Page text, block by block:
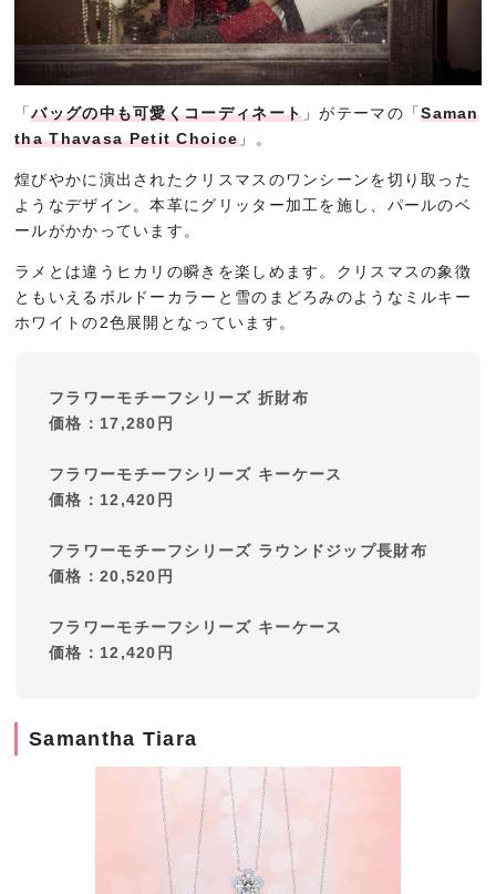
「バッグの中も可愛くコーディネート 」がテーマの「Saman
tha Thavasa Petit Choice 」。
煌びやかに演出されたクリスマスのワンシーンを切り取った
ようなデザイン。本革にグリッター加工を施し、パールのベ
ールがかかっています。
ラメとは違うヒカリの瞬きを楽しめます。クリスマスの象徴
ともいえるボルドーカラーと雪のまどろみのようなミルキー
ホワイトの2色展開となっています。
フラワーモチーフシリーズ 折財布
価格：17,280円
フラワーモチーフシリーズ キーケース
価格：12,420円
フラワーモチーフシリーズ ラウンドジップ長財布
価格：20,520円
フラワーモチーフシリーズ キーケース
価格：12,420円
Samantha Tiara